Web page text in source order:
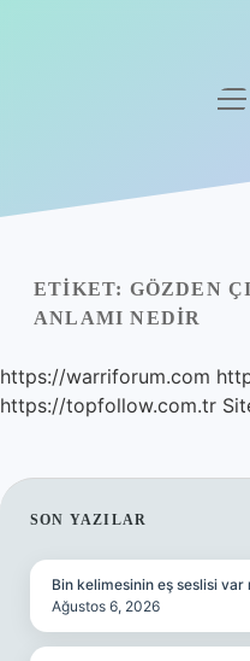
Yasal Uyarı
ETIKET: GÖZDEN
ANLAMI NEDIR
https://warriforum.com
https://topfollow.com.tr
SIDEBAR
SON YAZILAR
Bin kelimesinin eş seslisi var
Ağustos 6, 2026